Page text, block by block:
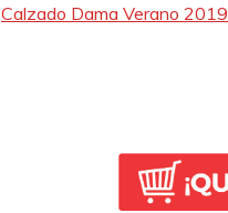
Calzado Dama Verano 2019